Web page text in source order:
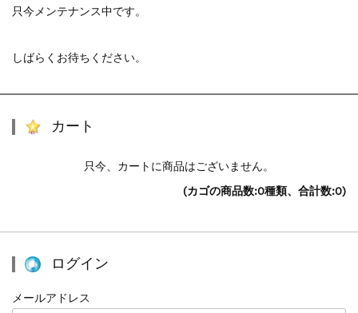
只今メンテナンス中です。
しばらくお待ちください。
カート
只今、カートに商品はございません。
(カゴの商品数:0種類、合計数:0)
ログイン
メールアドレス